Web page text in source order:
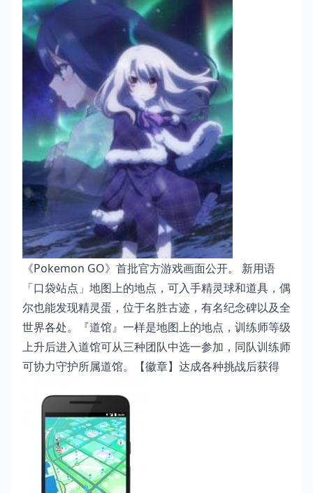
《Pokemon GO》首批官方游戏画面公开。 新用语
「口袋站点」地图上的地点，可入手精灵球和道具，偶
尔也能发现精灵蛋，位于名胜古迹，有名纪念碑以及全
世界各处。『道馆』一样是地图上的地点，训练师等级
上升后进入道馆可从三种团队中选一参加，同队训练师
可协力守护所属道馆。【徽章】达成各种挑战后获得